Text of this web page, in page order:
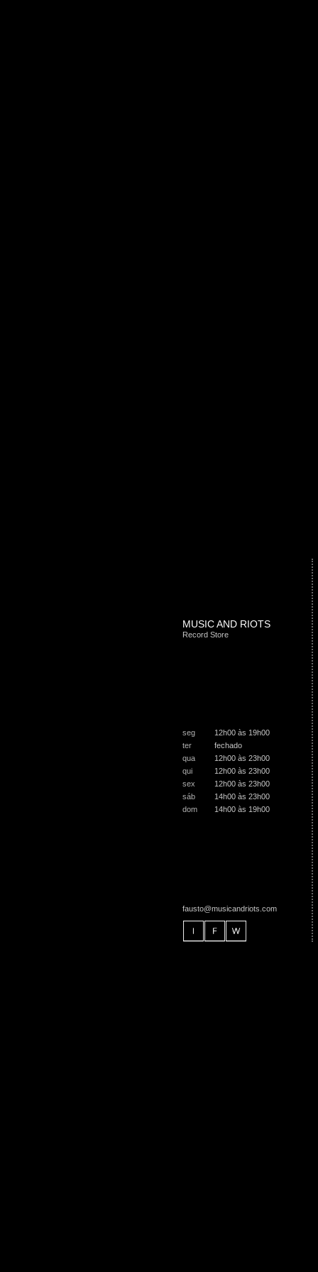
MUSIC AND RIOTS
Record Store
seg
12h00 às 19h00
ter
fechado
qua
12h00 às 23h00
qui
12h00 às 23h00
sex
12h00 às 23h00
sáb
14h00 às 23h00
dom
14h00 às 19h00
fausto@musicandriots.com